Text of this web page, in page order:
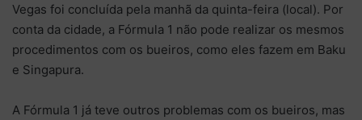
Vegas foi concluída pela manhã da quinta-feira (local). Por
conta da cidade, a Fórmula 1 não pode realizar os mesmos
procedimentos com os bueiros, como eles fazem em Baku
e Singapura.
A Fórmula 1 já teve outros problemas com os bueiros, mas